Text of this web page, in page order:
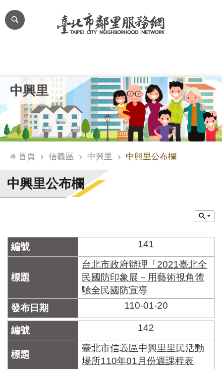
跳到主要內容區塊
網
站
台
通
臺
北
市
門
牌
合
檢
系
統
文
化
局
中興里
首頁 信義區 中興里 中興里公布欄
中興里公布欄
141
台北市政府辦理「2021臺北全
民國防印象展－用藝術視角體
驗全民國防宣導
110-01-20
142
臺北市信義區中興里里民活動
場所110年01月份週課程表